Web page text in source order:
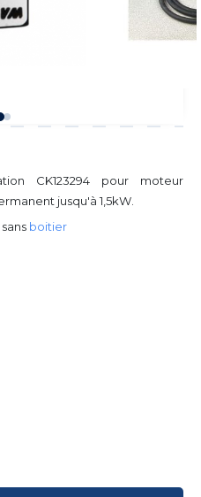
CK123294 pour moteur
jusqu'à 1,5kW.
boitier